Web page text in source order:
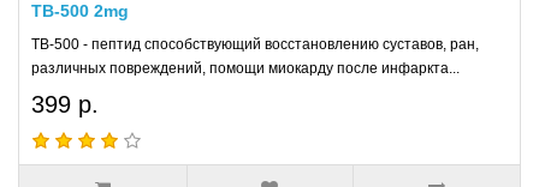
TB-500 2mg
TB-500 - пептид способствующий восстановлению суставов, ран,
различных повреждений, помощи миокарду после инфаркта...
399 р.